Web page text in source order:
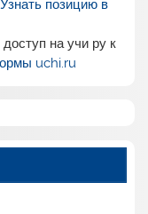
позицию в
на учи ру к
uchi.ru